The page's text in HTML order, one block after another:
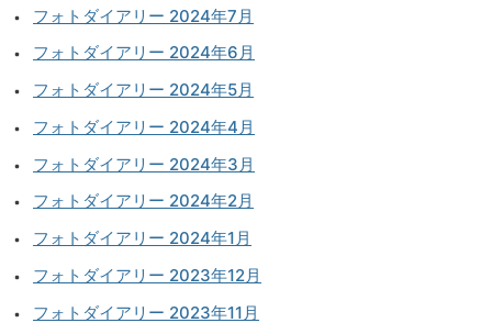
フォトダイアリー 2024年7月
フォトダイアリー 2024年6月
フォトダイアリー 2024年5月
フォトダイアリー 2024年4月
フォトダイアリー 2024年3月
フォトダイアリー 2024年2月
フォトダイアリー 2024年1月
フォトダイアリー 2023年12月
フォトダイアリー 2023年11月